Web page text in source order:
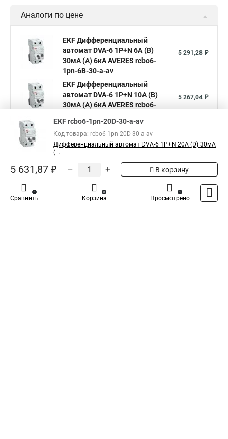
Аналоги по цене
EKF Дифференциальный
автомат DVA-6 1P+N 6А (B)
30мА (A) 6кА AVERES rcbo6-
1pn-6B-30-a-av
5 291,28 ₽
EKF Дифференциальный
автомат DVA-6 1P+N 10А (B)
30мА (A) 6кА AVERES rcbo6-
5 267,04 ₽
автомат DVA-6 1P+N 13А (B)
30мА (A) 6кА AVERES rcbo6-
5 631,87 ₽
Показать больше
EKF rcbo6-1pn-20D-30-a-av
Код товара: rcbo6-1pn-20D-30-a-av
Дифференциальный автомат DVA-6 1P+N 20А (D) 30мА
(...
5 631,87 ₽ – + В корзину
Сравнить
0
Корзина
0
Просмотрено
1